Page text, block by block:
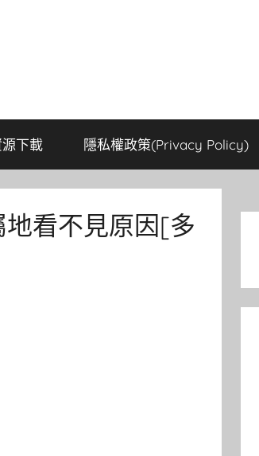
下載 隱私權政策(Privacy Policy)
看不見原因[多